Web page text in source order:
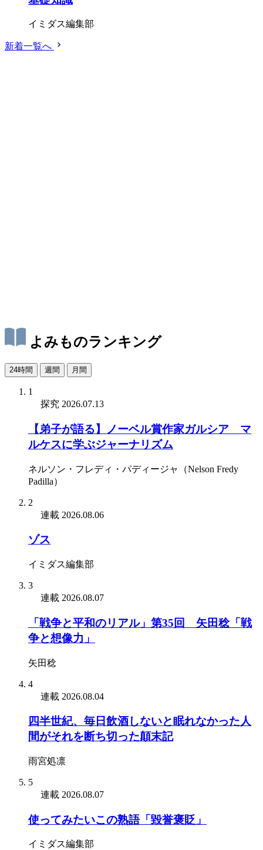
イミダス編集部
新着一覧へ
よみものランキング
24時間 週間 月間
1
探究 2026.07.13
【弟子が語る】ノーベル賞作家ガルシア゠マ
ルケスに学ぶジャーナリズム
ネルソン・フレディ・パディージャ（Nelson Fredy
Padilla）
2
連載 2026.08.06
ゾス
イミダス編集部
3
連載 2026.08.07
「戦争と平和のリアル」第35回 矢田稔「戦
争と想像力」
矢田稔
4
連載 2026.08.04
四半世紀、毎日飲酒しないと眠れなかった人
間がそれを断ち切った顛末記
雨宮処凛
5
連載 2026.08.07
使ってみたいこの熟語「毀誉褒貶」
イミダス編集部